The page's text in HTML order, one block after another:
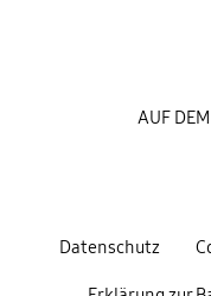
Datenschutz
AUF